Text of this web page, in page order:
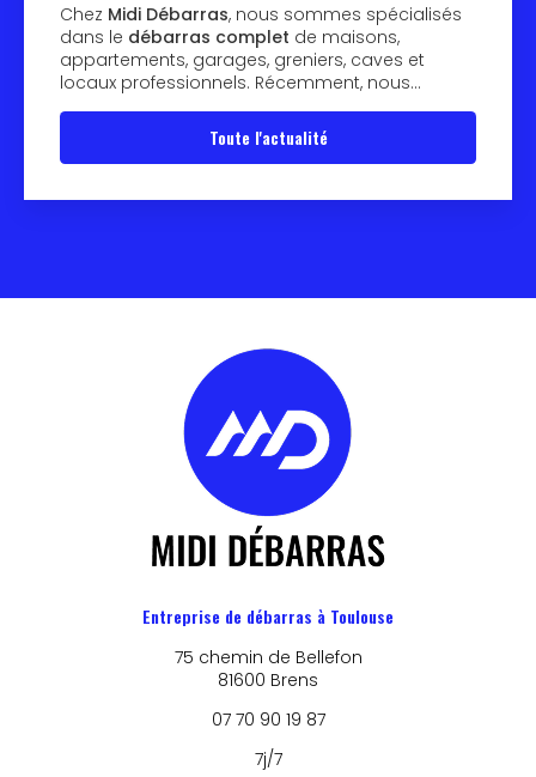
Chez Midi Débarras, nous sommes spécialisés
dans le débarras complet de maisons,
appartements, garages, greniers, caves et
locaux professionnels. Récemment, nous…
Toute l'actualité
Entreprise de débarras à Toulouse
75 chemin de Bellefon
81600 Brens
07 70 90 19 87
7j/7